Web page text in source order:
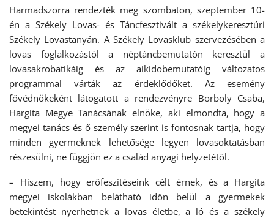
Harmadszorra rendezték meg szombaton, szeptember 10-
én a Székely Lovas- és Táncfesztivált a székelykeresztúri
Székely Lovastanyán. A Székely Lovasklub szervezésében a
lovas foglalkozástól a néptáncbemutatón keresztül a
lovasakrobatikáig és az aikidobemutatóig változatos
programmal várták az érdeklődőket. Az esemény
fővédnökeként látogatott a rendezvényre Borboly Csaba,
Hargita Megye Tanácsának elnöke, aki elmondta, hogy a
megyei tanács és ő személy szerint is fontosnak tartja, hogy
minden gyermeknek lehetősége legyen lovasoktatásban
részesülni, ne függjön ez a család anyagi helyzetétől.
– Hiszem, hogy erőfeszítéseink célt érnek, és a Hargita
megyei iskolákban belátható időn belül a gyermekek
betekintést nyerhetnek a lovas életbe, a ló és a székely